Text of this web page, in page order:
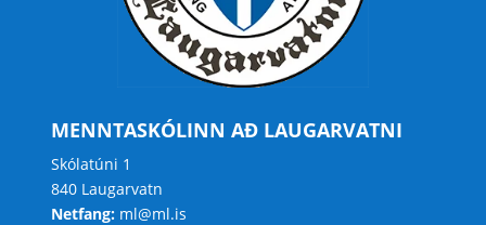
MENNTASKÓLINN AÐ LAUGARVATNI
Skólatúni 1
840 Laugarvatn
Netfang:ml@ml.is